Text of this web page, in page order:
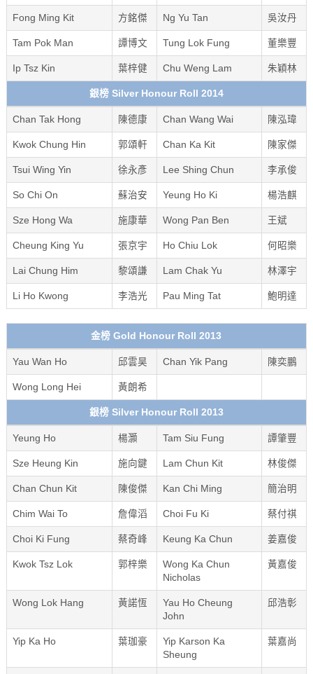
Fong Ming Kit 方銘傑 Ng Yu Tan 吳汝丹
Tam Pok Man 譚博文 Tung Lok Fung 董樂豐
Ip Tsz Kin 葉梓健 Chu Weng Lam 朱穎林
銀榜 Silver Honour Roll 2014
Chan Tak Hong 陳德康 Chan Wang Wai 陳泓瑋
Kwok Chung Hin 郭頌軒 Chan Ka Kit 陳家傑
Tsui Wing Yin 徐永彥 Lee Shing Chun 李承俊
So Chi On 蘇治安 Yeung Ho Ki 楊浩麒
Sze Hong Wa 施康華 Wong Pan Ben 王斌
Cheung King Yu 張京宇 Ho Chiu Lok 何昭樂
Lai Chung Him 黎頌謙 Lam Chak Yu 林澤宇
Li Ho Kwong 李浩光 Pau Ming Tat 鮑明達
金榜 Gold Honour Roll 2013
Yau Wan Ho 邱雲昊 Chan Yik Pang 陳奕鵬
Wong Long Hei 黃朗希
銀榜 Silver Honour Roll 2013
Yeung Ho 楊灝 Tam Siu Fung 譚肇豐
Sze Heung Kin 施向鍵 Lam Chun Kit 林俊傑
Chan Chun Kit 陳俊傑 Kan Chi Ming 簡治明
Chim Wai To 詹偉滔 Choi Fu Ki 蔡付祺
Choi Ki Fung 蔡奇峰 Keung Ka Chun 姜嘉俊
Kwok Tsz Lok 郭梓樂
Wong Ka Chun
Nicholas
黃嘉俊
Wong Lok Hang 黃諾恆
Yau Ho Cheung
John
邱浩彰
Yip Ka Ho 葉珈豪
Yip Karson Ka
Sheung
葉嘉尚